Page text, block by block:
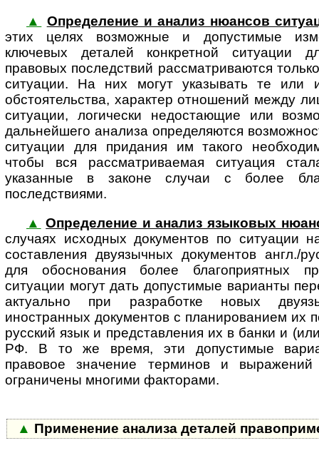
▲
Определение и анализ нюансов
этих целях возможные и до­пу­с­ти­мые
ключевых деталей конкретной ситуации
правовых последствий рассматриваются
ситуации. На них могут указывать те или
обстоятельства, характер отношений между
ситуации, логически недостающие или
дальнейшего анализа определяются
ситуации для придания им такого
чтобы вся рассматриваемая ситуация
указанные в законе случаи с более
последствиями.
▲ Определение и анализ языковых
случаях исходных документов по ситуации
составления двуязычных документов англ./
для обоснования более благоприятных
ситуации могут дать допустимые варианты
актуально при разработке новых
иностранных документов с планированием их
русский язык и представления их в банки и
РФ. В то же время, эти допустимые
правовое значение терминов и
ограничены многими факторами.
▲ Применение анализа деталей